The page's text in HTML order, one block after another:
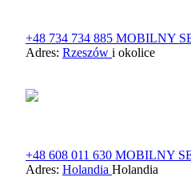
+48 734 734 885 MOBILNY
Adres: Rzeszów i okolice
+48 608 011 630 MOBILNY
Adres: Holandia Holandia